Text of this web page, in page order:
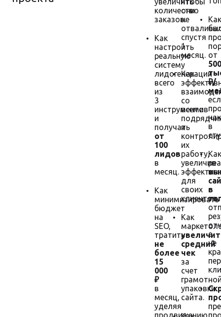
количество
заказов.
Как
настроить
реальную
систему
лидогенерации
всего
из
3
инструментов
и
получать
от
100
лидов
в
месяц.
Как
минимизировать
бюджет
на
SEO,
тратить
не
более
15
000
₽
в
месяц,
уделяя
продвижению
они
не
спустя
1
месяц.
Как
со
всеми
и
их
работу,
увеличив
для
своих
клиентов.
Как
средний
чек
за
счет
упаковки
сайта.
Как
от
500
₽/
в
Как
в
а
не